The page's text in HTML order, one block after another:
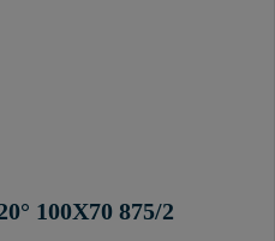
100X70 875/2